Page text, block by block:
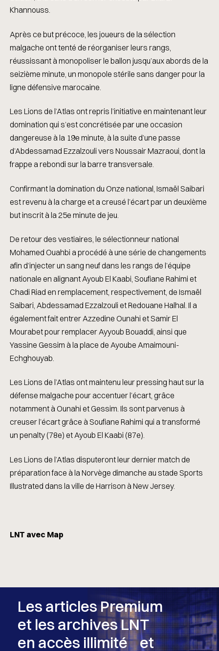
Khannouss.
Après ce but précoce, les joueurs de la sélection
malgache ont tenté de réorganiser leurs rangs,
réussissant à monopoliser le ballon jusqu’aux abords de la
seizième minute, un monopole stérile sans danger pour la
ligne défensive marocaine.
Les Lions de l’Atlas ont repris l’initiative en maintenant leur
domination qui s’est concrétisée par une occasion
dangereuse à la 19e minute, à la suite d’une passe
d’Abdessamad Ezzalzouli vers Noussair Mazraoui, dont la
frappe a rebondi sur la barre transversale.
Confirmant la domination du Onze national, Ismaël Saibari
est revenu à la charge et a creusé l’écart par un deuxième
but inscrit à la 25e minute de jeu.
De retour des vestiaires, le sélectionneur national
Mohamed Ouahbi a procédé à une série de changements
afin d’injecter un sang neuf dans les rangs de l’équipe
nationale en alignant Ayoub El Kaabi, Soufiane Rahimi et
Chadi Riad en remplacement, respectivement, de Ismaël
Saibari, Abdessamad Ezzalzouli et Redouane Halhal. Il a
également fait entrer Azzedine Ounahi et Samir El
Mourabet pour remplacer Ayyoub Bouaddi, ainsi que
Yassine Gessim à la place de Ayoube Amaimouni-
Echghouyab.
Les Lions de l’Atlas ont maintenu leur pressing haut sur la
défense malgache pour accentuer l’écart, grâce
notamment à Ounahi et Gessim. Ils sont parvenus à
creuser l’écart grâce à Soufiane Rahimi qui a transformé
un penalty (78e) et Ayoub El Kaabi (87e).
Les Lions de l’Atlas disputeront leur dernier match de
préparation face à la Norvège dimanche au stade Sports
Illustrated dans la ville de Harrison à New Jersey.
LNT avec Map
Les articles Premium
et les archives LNT
en accès illimité et